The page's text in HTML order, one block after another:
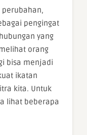
perubahan,
pengingat
yang
orang
bisa menjadi
ikatan
kita. Untuk
lihat beberapa